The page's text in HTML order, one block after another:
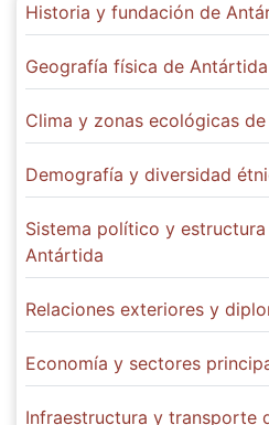
Historia y fundación de
Geografía física de Antártida
Clima y zonas ecológicas
Demografía y diversidad
Sistema político y
Antártida
Relaciones exteriores y
Economía y sectores
Infraestructura y transporte